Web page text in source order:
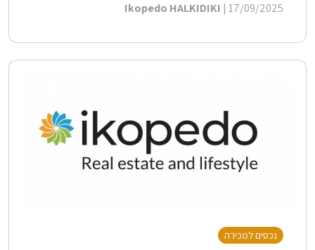
Ikopedo HALKIDIKI | 17/09/2025
נכסים למכירה